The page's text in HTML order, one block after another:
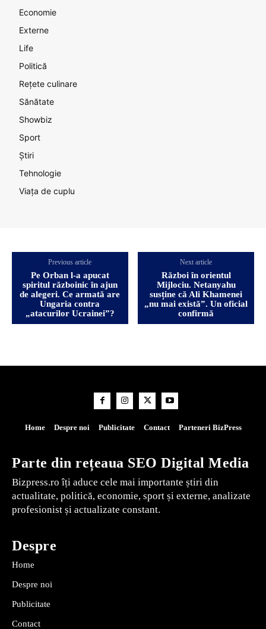
Economie
Externe
Life
Politică
Rețete culinare
Sănătate
Showbiz
Sport
Știri
Tehnologie
Viața de cuplu
Previous article
Pe Orban l-a apucat
spiritul războinic în ajun
de alegeri. Ce armată are
Ungaria contra
„atacurilor Ucrainei”?
Next article
Război în orientul
Mijlociu. Netanyahu
susține că Ali Khamenei
„nu mai există”. Un oficial
confirmă
Home Despre noi Publicitate Contact Parteneri BizPress
Parte din rețeaua SEO Digital Media
Bizpress.ro îți aduce cele mai importante știri din
actualitate, politică, economie, sport și externe, analizate
profesionist și actualizate constant.
Despre
Home
Despre noi
Publicitate
Contact